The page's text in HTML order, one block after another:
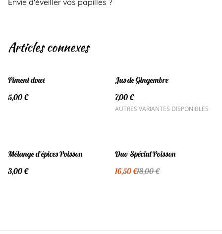
Articles connexes
Piment doux
5,00 €
Jus de Gingembre
7,00 €
AUTRES VARIANTES DISPONIBLES
Mélange d'épices Poisson
3,00 €
%
Duo Spécial Poisson
16,50 €18,00 €